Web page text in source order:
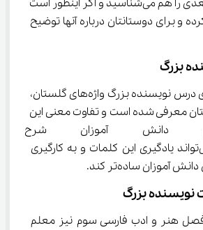
دیگری به غیر از سعدی را هم می‌شناسید و اگر اینطور است
و برای دوستانتان درباره آنها توضیح
بزرگ
در بخش واژه آموزی درس نویسنده بزرگ واژه‌های گلستان،
معرفی شده است و تفاوت معنی این
دانش آموزان
مثال‌های متنوع می‌تواند یادگیری این کلمات و به کارگیری
آموزان ساده‌تر کند.
بزرگ
هنر و ادب فارسی سوم نیز معلم